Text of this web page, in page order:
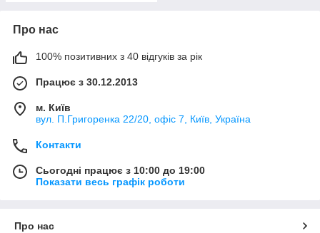
Про нас
100% позитивних з 40 відгуків за рік
Працює з 30.12.2013
м. Київ
вул. П.Григоренка 22/20, офіс 7, Київ, Україна
Контакти
Сьогодні працює з 10:00 до 19:00
Показати весь графік роботи
Про нас